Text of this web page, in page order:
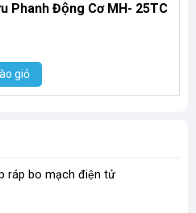
Phanh Động Cơ MH- 25TC
giỏ
ráp bo mạch điện tử